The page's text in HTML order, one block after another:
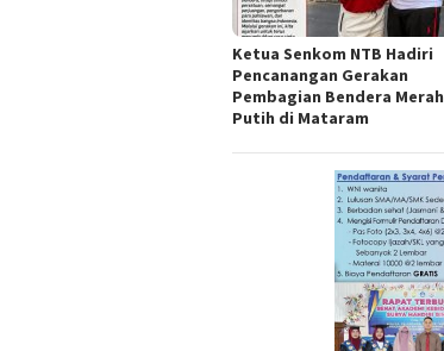
Ketua Senkom NTB Hadiri
Pencanangan Gerakan
Pembagian Bendera Merah
Putih di Mataram